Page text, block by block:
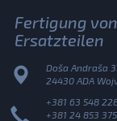
Fertigung
Ersatzteilen
Doša Andraša
24430 ADA
+381 63 548
+381 24 853